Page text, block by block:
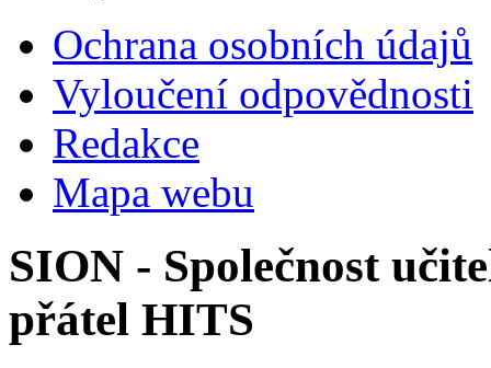
Ochrana osobních údajů
Vyloučení odpovědnosti
Redakce
Mapa webu
SION - Společnost
přátel HITS